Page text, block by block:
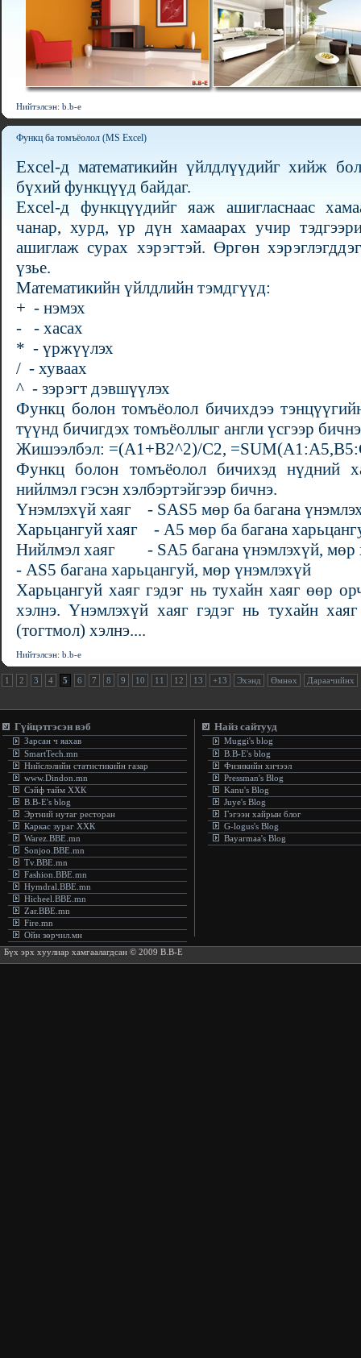
Нийтэлсэн: b.b-e
Функц ба томъёолол (MS Excel)
Excel-д математикийн үйлдлүүдийг хийж
бүхий функцүүд байдаг.
Excel-д функцүүдийг яаж ашигласнаас
чанар, хурд, үр дүн хамаарах учир
ашиглаж сурах хэрэгтэй. Өргөн
үзье.
Математикийн үйлдлийн тэмдгүүд:
+ - нэмэх
- - хасах
* - үржүүлэх
/ - хуваах
^ - зэрэгт дэвшүүлэх
Функц болон томъёолол бичихдээ
түүнд бичигдэх томъёоллыг англи үсгээр
Жишээлбэл: =(A1+B2^2)/C2,
Функц болон томъёолол бичихэд нүдний
нийлмэл гэсэн хэлбэртэйгээр бичнэ.
Үнэмлэхүй хаяг - SAS5 мөр ба багана
Харьцангуй хаяг - А5 мөр ба багана
Нийлмэл хаяг - SА5 багана үнэмлэхүй, мөр
- АS5 багана харьцангуй, мөр үнэмлэхүй
Харьцангуй хаяг гэдэг нь тухайн хаяг өөр
хэлнэ. Үнэмлэхүй хаяг гэдэг нь тухайн
(тогтмол) хэлнэ....
Нийтэлсэн: b.b-e
1 2 3 4 5 6 7 8 9 10 11 12 13 +13 Эхэнд Өмнөх Дараачийнх
Гүйцэтгэсэн вэб
Зарсан ч яахав
SmartTech.mn
Нийслэлийн статистикийн газар
www.Dindon.mn
Сэйф тайм ХХК
B.B-E's blog
Эртний нутаг ресторан
Каркас зураг ХХК
Warez.BBE.mn
Sonjoo.BBE.mn
Tv.BBE.mn
Fashion.BBE.mn
Hymdral.BBE.mn
Hicheel.BBE.mn
Zar.BBE.mn
Fire.mn
Ойн зөрчил.мн
Найз сайтууд
Muggi's blog
B.B-E's blog
Физикийн хичээл
Pressman's Blog
Kanu's Blog
Juye's Blog
Гэгээн хайрын блог
G-logus's Blog
Bayarmaa's Blog
Бүх эрх хуулиар хамгаалагдсан © 2009 B.B-E